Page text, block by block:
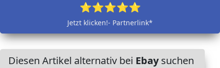
⭐⭐⭐⭐⭐
Jetzt klicken!- Partnerlink*
Diesen Artikel alternativ bei Ebaysuchen